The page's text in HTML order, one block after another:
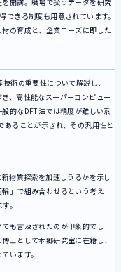
きる制度も用意されています。
の育成と、企業ニーズに即した
術の重要性について解説し、
、高性能なスーパーコンピュー
的なDFT法では精度が難しい系
ることが示され、その汎用性と
物質探索を加速しうるかを示し
」で組み合わせるという考え
。
も言及されたのが印象的でし
士として本郷研究室に在籍し、
います。